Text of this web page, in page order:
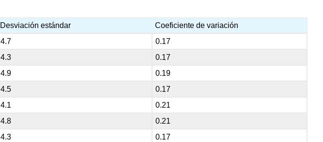
Desviación estándar
Coeficiente de variación
4.7
0.17
4.3
0.17
4.9
0.19
4.5
0.17
4.1
0.21
4.8
0.21
4.3
0.17